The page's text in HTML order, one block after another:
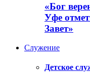
«Бог
Уфе
Завет»
Служение
Детское